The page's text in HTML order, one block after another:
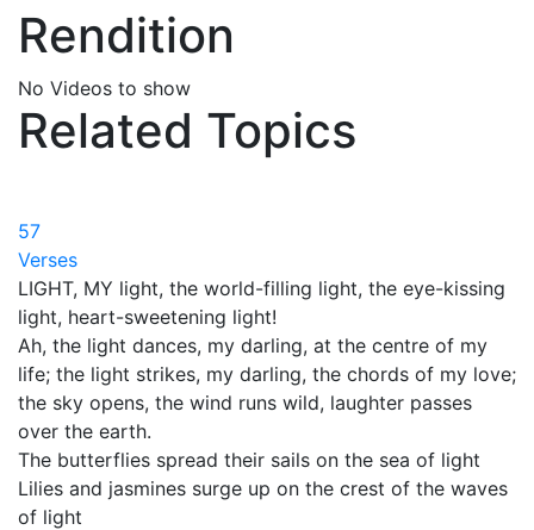
Rendition
No Videos to show
Related Topics
57
Verses
LIGHT, MY light, the world-filling light, the eye-kissing
light, heart-sweetening light!
Ah, the light dances, my darling, at the centre of my
life; the light strikes, my darling, the chords of my love;
the sky opens, the wind runs wild, laughter passes
over the earth.
The butterflies spread their sails on the sea of light
Lilies and jasmines surge up on the crest of the waves
of light